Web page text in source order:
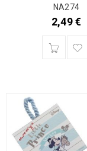
ΝΑ274
2,49€